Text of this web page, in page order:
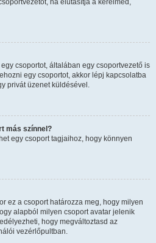
ha elutasítja a kérelmed,
csoportot, általában egy csoportvezető is
egy csoportot, akkor lépj kapcsolatba
privát üzenet küldésével.
más színnel?
egy csoport tagjaihoz, hogy könnyen
ez a csoport határozza meg, hogy milyen
alapból milyen csoport avatar jelenik
hogy megváltoztasd az
vezérlőpultban.